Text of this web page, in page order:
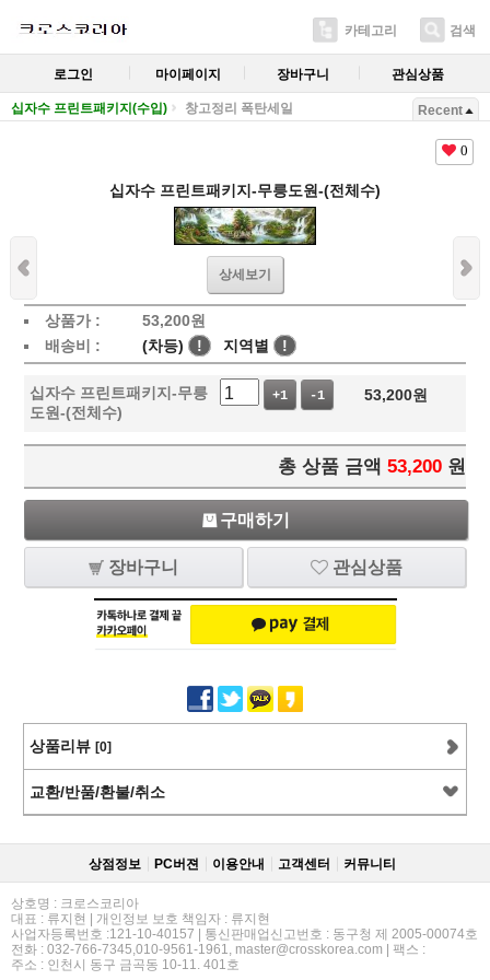
카테고리 검색
로그인 마이페이지 장바구니 관심상품
십자수 프린트패키지(수입) 창고정리 폭탄세일 Recent
0
십자수 프린트패키지-무릉도원-(전체수)
상세보기
상품가 : 53,200원
배송비 :
(차등) ! 지역별 !
십자수 프린트패키지-무릉
도원-(전체수)
+1 -1 53,200원
총 상품 금액 53,200 원
구매하기
장바구니 관심상품
상품리뷰 [0]
교환/반품/환불/취소
상점정보 PC버젼 이용안내 고객센터 커뮤니티
상호명 : 크로스코리아
대표 : 류지현 | 개인정보 보호 책임자 : 류지현
사업자등록번호 :121-10-40157 | 통신판매업신고번호 : 동구청 제 2005-00074호
전화 : 032-766-7345,010-9561-1961, master@crosskorea.com | 팩스 :
주소 : 인천시 동구 금곡동 10-11. 401호